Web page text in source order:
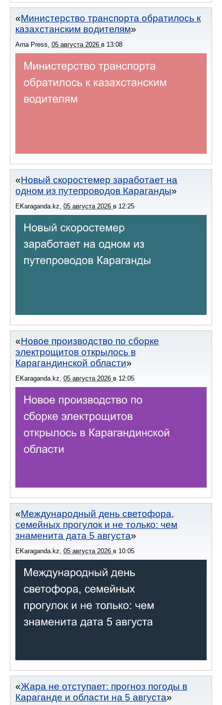
Министерство транспорта обратилось к
казахстанским водителям
Arna Press 05 августа 2026 в 13:08
Новый скоростемер заработает на
одном из путепроводов Караганды
EKaraganda.kz 05 августа 2026 в 12:25
Новое производство по сборке
электрощитов открылось в
Карагандинской области
EKaraganda.kz, 05 августа 2026 в 12:05
Международный день светофора,
семейных прогулок и не только: чем
знаменита дата 5 августа
EKaraganda.kz, 05 августа 2026 в 10:05
Жара не отступает: прогноз погоды в
Караганде и области на 5 августа